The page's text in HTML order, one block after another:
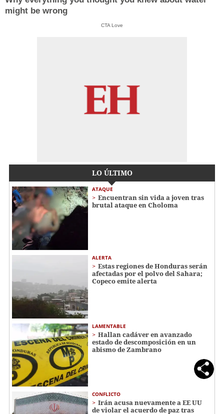
might be wrong
CTA Love
LO ÚLTIMO
ATAQUE
Encuentran sin vida a joven tras
brutal ataque en Choloma
ALERTA
Estas regiones de Honduras serán
afectadas por el polvo del Sahara;
Copeco emite alerta
LAMENTABLE
Hallan cadáver en avanzado
estado de descomposición en un
abismo de Zambrano
CONFLICTO
Irán acusa nuevamente a EE UU
de violar el acuerdo de paz tras